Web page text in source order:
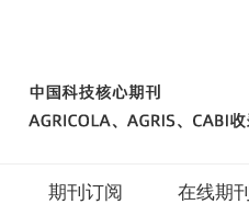
期刊订阅 在线期刊